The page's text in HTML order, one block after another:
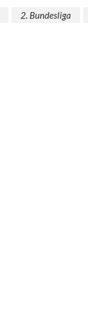
2. Bundesliga